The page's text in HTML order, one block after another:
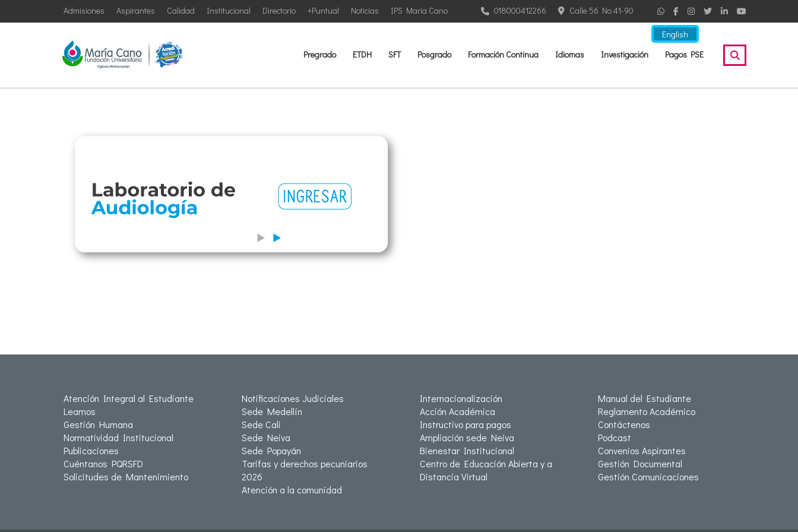
English
IPS María Cano
Noticias
+Puntual
Directorio
Institucional
Calidad
Aspirantes
Admisiones Calle 56 No 41-90
018000412266
Pregrado ETDH SFT Posgrado Formación Continua Idiomas Investigación Pagos PSE
Atención Integral al Estudiante
Leamos
Gestión Humana
Normatividad Institucional
Publicaciones
Cuéntanos PQRSFD
Solicitudes de Mantenimiento
Notificaciones Judiciales
Sede Medellín
Sede Cali
Sede Neiva
Sede Popayán
Tarifas y derechos pecuniarios
2026
Atención a la comunidad
Internacionalización
Acción Académica
Instructivo para pagos
Ampliación sede Neiva
Bienestar Institucional
Centro de Educación Abierta y a
Distancia Virtual
Manual del Estudiante
Reglamento Académico
Contáctenos
Podcast
Convenios Aspirantes
Gestión Documental
Gestión Comunicaciones